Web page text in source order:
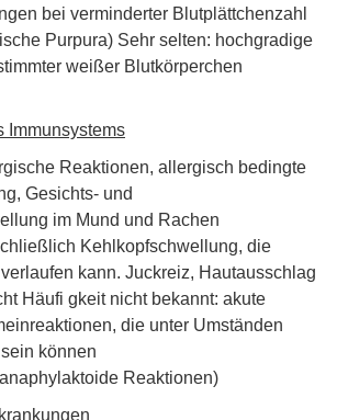
bei verminderter Blutplättchenzahl
Purpura) Sehr selten: hochgradige
weißer Blutkörperchen
Immunsystems
Reaktionen, allergisch bedingte
Gesichts- und
im Mund und Rachen
Kehlkopfschwellung, die
kann. Juckreiz, Hautausschlag
Häufi gkeit nicht bekannt: akute
die unter Umständen
können
Reaktionen)